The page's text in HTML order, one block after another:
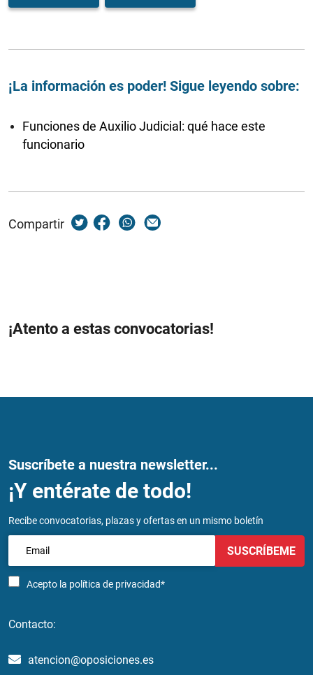
¡La información es poder! Sigue leyendo sobre:
Funciones de Auxilio Judicial: qué hace este
funcionario
Compartir
¡Atento a estas convocatorias!
Suscríbete a nuestra newsletter...
¡Y entérate de todo!
Recibe convocatorias, plazas y ofertas en un mismo boletín
Acepto la política de privacidad*
SUSCRÍBEME
Contacto:
atencion@oposiciones.es